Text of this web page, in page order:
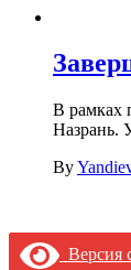
В рамках
Назрань.
By
Версия